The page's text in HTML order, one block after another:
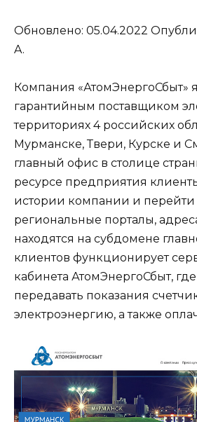
Обновлено: 05.04.2022
A.
Компания «АтомЭнергоСбыт»
гарантийным поставщиком
территориях 4 российских
Мурманске, Твери, Курске и
главный офис в столице
ресурсе предприятия
истории компании и перейти
региональные порталы,
находятся на субдомене
клиентов функционирует
кабинета АтомЭнергоСбыт,
передавать показания
электроэнергию, а также